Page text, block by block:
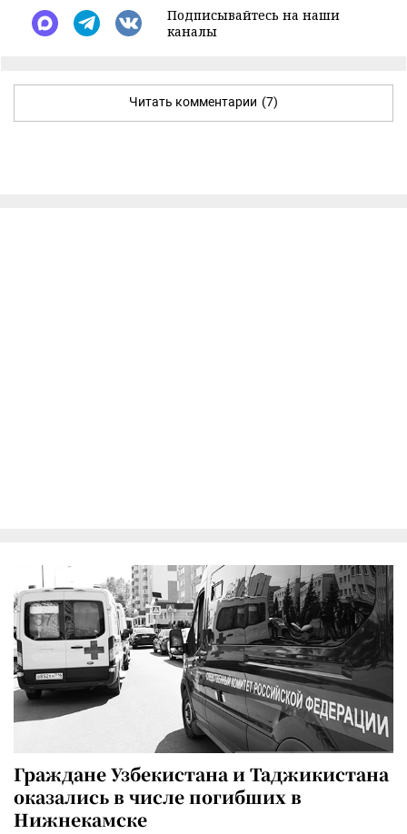
Подписывайтесь на наши
каналы
Читать комментарии (7)
Граждане Узбекистана и Таджикистана
оказались в числе погибших в
Нижнекамске